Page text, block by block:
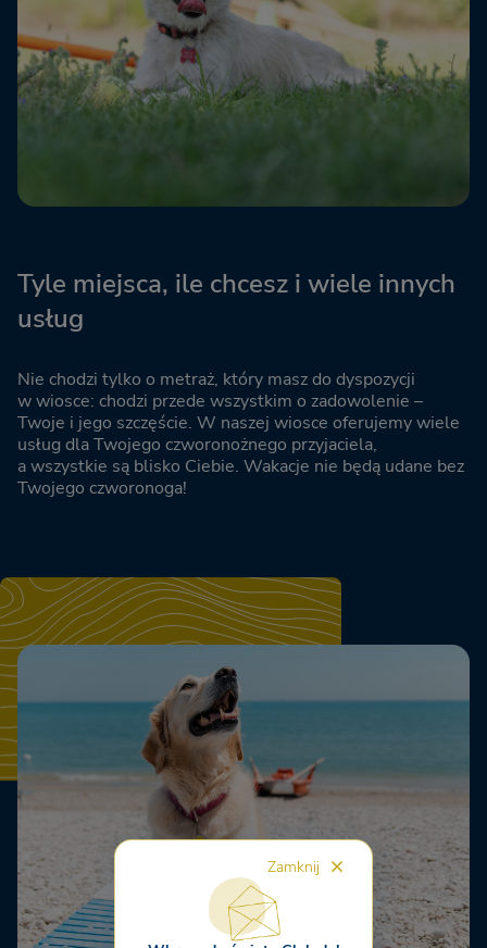
Tyle miejsca, ile chcesz i wiele innych
usług
Nie chodzi tylko o metraż, który masz do dyspozycji
w wiosce: chodzi przede wszystkim o zadowolenie –
Twoje i jego szczęście. W naszej wiosce oferujemy wiele
usług dla Twojego czworonożnego przyjaciela,
a wszystkie są blisko Ciebie. Wakacje nie będą udane bez
Twojego czworonoga!
Zamknij